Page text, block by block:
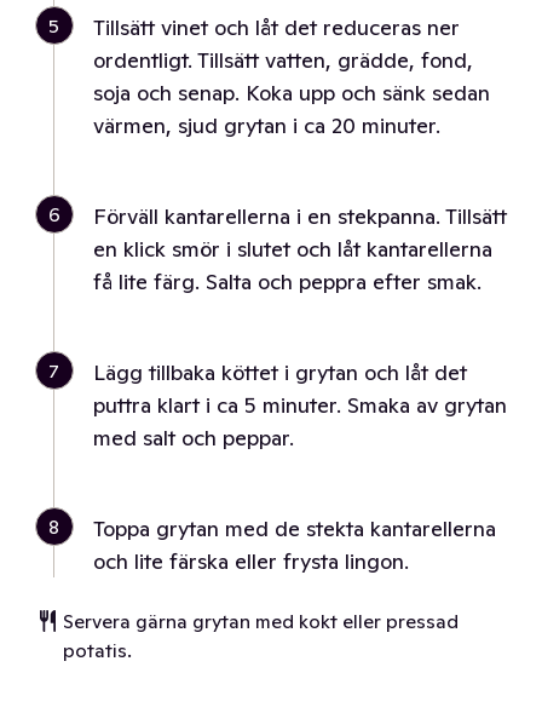
5
Tillsätt vinet och låt det reduceras ner
ordentligt. Tillsätt vatten, grädde, fond,
soja och senap. Koka upp och sänk sedan
värmen, sjud grytan i ca 20 minuter.
6
Förväll kantarellerna i en stekpanna. Tillsätt
en klick smör i slutet och låt kantarellerna
få lite färg. Salta och peppra efter smak.
7
Lägg tillbaka köttet i grytan och låt det
puttra klart i ca 5 minuter. Smaka av grytan
med salt och peppar.
8
Toppa grytan med de stekta kantarellerna
och lite färska eller frysta lingon.
Servera gärna grytan med kokt eller pressad
potatis.